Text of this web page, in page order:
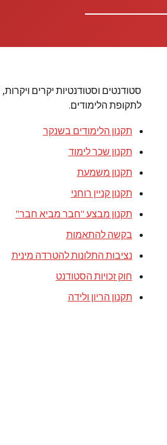
סטודנטים וסטודנטיות יקרים
לתקופת הלימודים.
תקנון הלימודים בשנקר
תקנון שכר לימוד
תקנון משמעת
תקנון קניין רוחני
תקנון מבצע "חבר מביא חבר"
בקשה להתאמות
נציבות התלונות להטרדה מינית
חוק זכויות הסטודנט
תקנון הריון ולידה